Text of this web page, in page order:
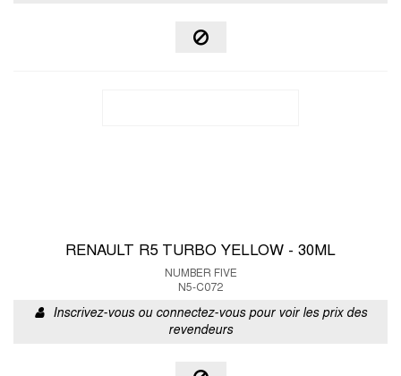
RENAULT R5 TURBO YELLOW - 30ML
NUMBER FIVE
N5-C072
Inscrivez-vous ou connectez-vous pour voir les prix des
revendeurs